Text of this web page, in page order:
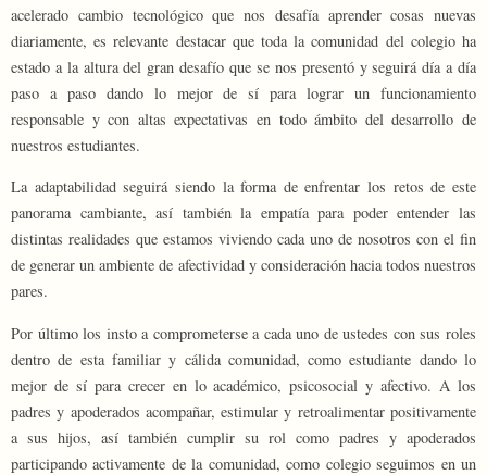
acelerado cambio tecnológico que nos desafía aprender cosas nuevas
diariamente, es relevante destacar que toda la comunidad del colegio ha
estado a la altura del gran desafío que se nos presentó y seguirá día a día
paso a paso dando lo mejor de sí para lograr un funcionamiento
responsable y con altas expectativas en todo ámbito del desarrollo de
nuestros estudiantes.
La adaptabilidad seguirá siendo la forma de enfrentar los retos de este
panorama cambiante, así también la empatía para poder entender las
distintas realidades que estamos viviendo cada uno de nosotros con el fin
de generar un ambiente de afectividad y consideración hacia todos nuestros
pares.
Por último los insto a comprometerse a cada uno de ustedes con sus roles
dentro de esta familiar y cálida comunidad, como estudiante dando lo
mejor de sí para crecer en lo académico, psicosocial y afectivo. A los
padres y apoderados acompañar, estimular y retroalimentar positivamente
a sus hijos, así también cumplir su rol como padres y apoderados
participando activamente de la comunidad, como colegio seguimos en un